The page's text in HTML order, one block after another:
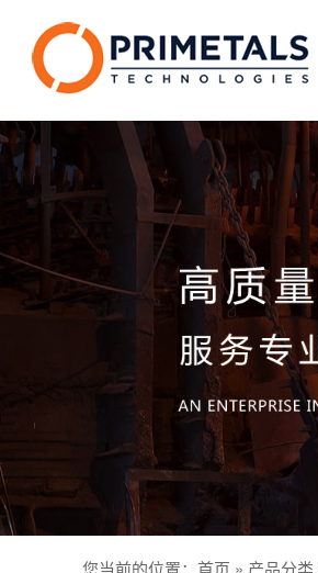
您当前的位置： 首页 » 产品分类